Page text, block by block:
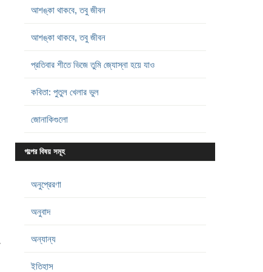
আশঙ্কা থাকবে, তবু জীবন
আশঙ্কা থাকবে, তবু জীবন
প্রতিবার শীতে ভিজে তুমি জ্যোস্না হয়ে যাও
কবিতা: পুতুল খেলার ভুল
জোনাকিগুলো
গল্পের বিষয় সমূহ
অনুপ্রেরণা
অনুবাদ
অন্যান্য
ইতিহাস